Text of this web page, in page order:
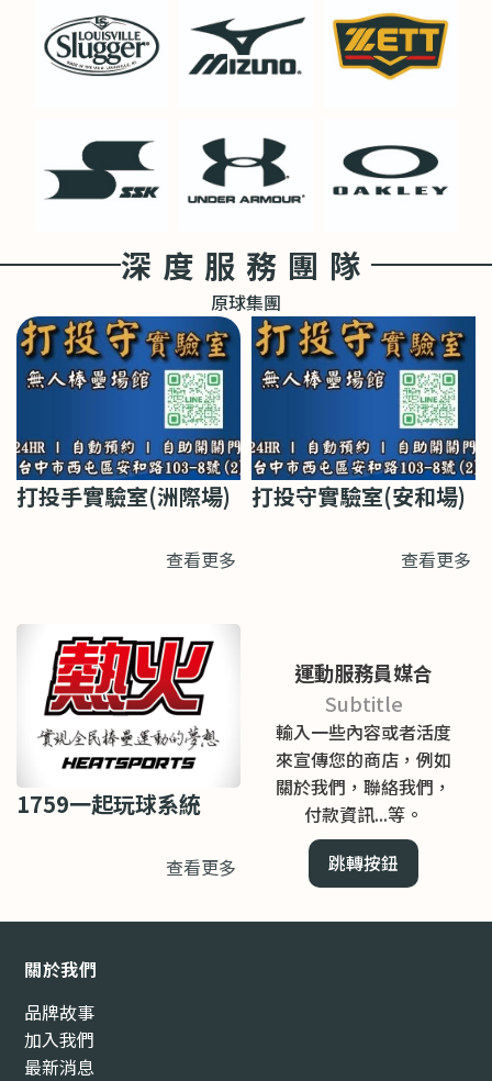
深度服務團隊
原球集團
打投手實驗室(洲際場)
查看更多
打投守實驗室(安和場)
查看更多
1759一起玩球系統
查看更多
運動服務員媒合
Subtitle
輸入一些內容或者活度
來宣傳您的商店，例如
關於我們，聯絡我們，
付款資訊...等。
跳轉按鈕
關於我們
品牌故事
加入我們
最新消息